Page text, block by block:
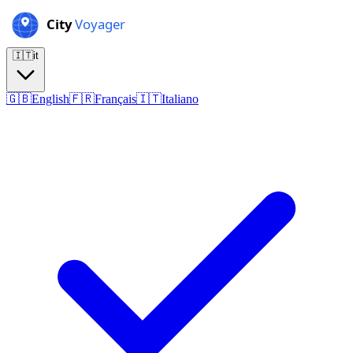
🇮🇹it
🇬🇧English🇫🇷Français🇮🇹Italiano